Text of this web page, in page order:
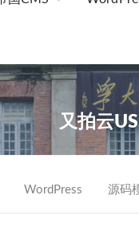
又拍云
WordPress 源码